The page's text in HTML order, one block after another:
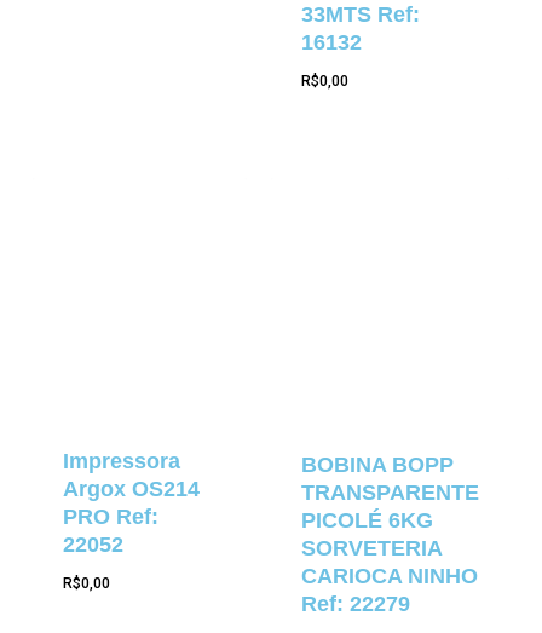
33MTS Ref:
16132
R$0,00
Impressora
Argox OS214
PRO Ref:
22052
R$0,00
BOBINA BOPP
TRANSPARENTE
PICOLÉ 6KG
SORVETERIA
CARIOCA NINHO
Ref: 22279